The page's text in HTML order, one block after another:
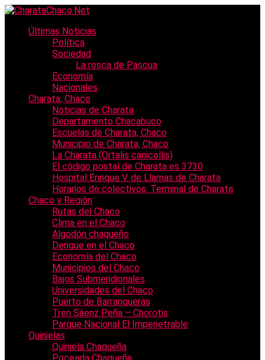
Últimas Noticias
Política
Sociedad
La rosca de Pascua
Economía
Nacionales
Charata, Chaco
Noticias de Charata
Departamento Chacabuco
Escuelas de Charata, Chaco
Municipio de Charata, Chaco
La Charata (Ortalis canicollis)
El código postal de Charata es 3730
Hospital Enrique V. de Llamas de Charata
Horarios de colectivos: Terminal de Charata
Chaco y Región
Rutas del Chaco
Clima en el Chaco
Algodón chaqueño
Dengue en el Chaco
Economía del Chaco
Municipios del Chaco
Bajos Submeridionales
Universidades del Chaco
Puerto de Barranqueras
Tren Sáenz Peña – Chorotis
Parque Nacional El Impenetrable
Quinielas
Quiniela Chaqueña